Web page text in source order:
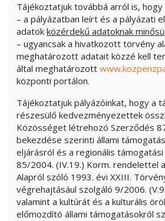
Tájékoztatjuk továbbá arról is, hogy
– a pályázatban leírt és a pályázati
adatok közérdekű adatoknak
– ugyancsak a hivatkozott törvény
meghatározott adatait közzé kell
által meghatározott
központi portálon.
Tájékoztatjuk pályázóinkat, hogy a
részesülő kedvezményezettek
Közösséget létrehozó Szerződés
bekezdése szerinti állami
eljárásról és a regionális
85/2004. (IV.19.) Korm. rendelettel
Alapról szóló 1993. évi XXIII.
végrehajtásául szolgáló 9/2006.
valamint a kultúrát és a kulturális
előmozdító állami támogatásokról